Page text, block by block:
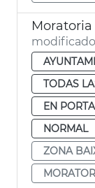
TODAS
EN
NORMAL
ZONA